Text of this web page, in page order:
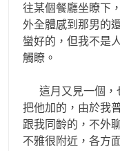
往某個餐廳坐瞭下
外全體感到那男的
蠻好的，但我不是
觸瞭。
這月又見一個，
把他加的，由於我
跟我同齡的，不外
不雅很附近，各方